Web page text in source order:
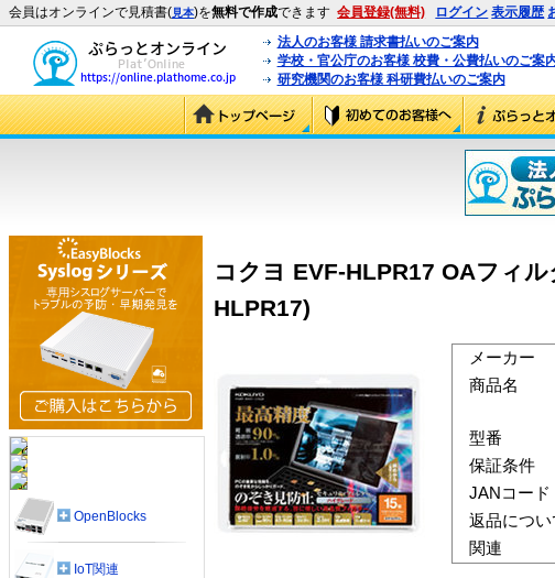
会員はオンラインで見積書(見本)を無料で作成できます 会員登録(無料) ログイン 表示履歴
法人のお客様 請求書払いのご案内
学校・官公庁のお客様 校費・公費払いのご案
研究機関のお客様 科研費払いのご案内
コクヨ EVF-HLPR17 OAフィ
HLPR17)
メーカー
商品名
型番
保証条件
JANコード
返品につい
関連
OpenBlocks
IoT関連